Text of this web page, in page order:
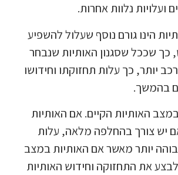
ועלויות נלוות אחרות.
הינו גורם נוסף שעלול להשפיע
כך שככל שסגנון האותיות שנבחר
יותר, כך עלות תחזוקתו וחידושו
גם בהמשך.
האותיות הקיים. אם האותיות
יש צורך בהחלפה מלאה, עלות
יותר מאשר אם האותיות במצב
את התחזוקה וחידוש האותיות